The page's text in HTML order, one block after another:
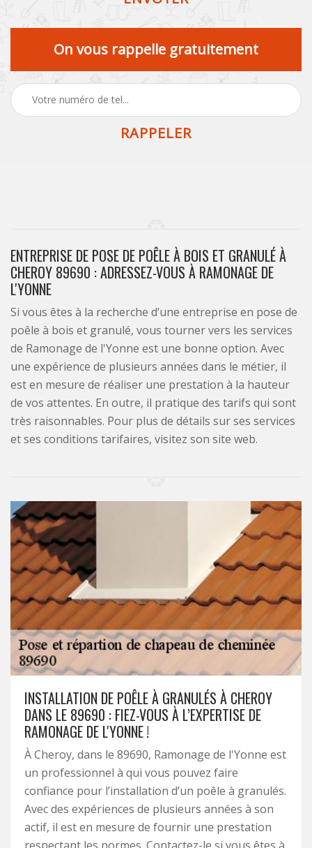
On vous rappelle gratuitement
ENTREPRISE DE POSE DE POÊLE À BOIS ET GRANULÉ À
CHEROY 89690 : ADRESSEZ-VOUS À RAMONAGE DE
L'YONNE
Si vous êtes à la recherche d’une entreprise en pose de
poêle à bois et granulé, vous tourner vers les services
de Ramonage de l'Yonne est une bonne option. Avec
une expérience de plusieurs années dans le métier, il
est en mesure de réaliser une prestation à la hauteur
de vos attentes. En outre, il pratique des tarifs qui sont
très raisonnables. Pour plus de détails sur ses services
et ses conditions tarifaires, visitez son site web.
INSTALLATION DE POÊLE À GRANULÉS À CHEROY
DANS LE 89690 : FIEZ-VOUS À L’EXPERTISE DE
RAMONAGE DE L'YONNE !
À Cheroy, dans le 89690, Ramonage de l'Yonne est
un professionnel à qui vous pouvez faire
confiance pour l’installation d’un poêle à granulés.
Avec des expériences de plusieurs années à son
actif, il est en mesure de fournir une prestation